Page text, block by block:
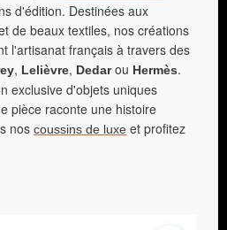
d'édition. Destinées aux
de beaux textiles, nos créations
l'artisanat français à travers des
, Lelièvre, Dedarou Hermès.
exclusive d'objets uniques
pièce raconte une histoire
nos coussins de luxe et profitez